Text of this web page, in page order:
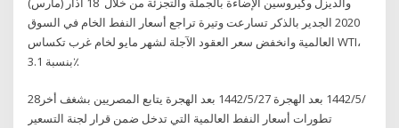
2020 الجدير بالذكر تسارعت وتيرة تراجع أسعار النفط الخام في السوق
العالمية وانخفض سعر العقود الآجلة لشهر مايو لخام غرب تكساس WTI،
بنسبة 3.1٪
28‏‏/5‏‏/1442 بعد الهجرة 27‏‏/5‏‏/1442 بعد الهجرة يتابع المصريين بشغف أخر
تطورات أسعار النفط العالمية التي تدخل ضمن قرار لجنة التسعير